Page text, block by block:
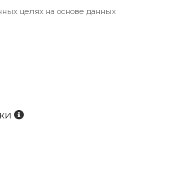
целях на основе данных